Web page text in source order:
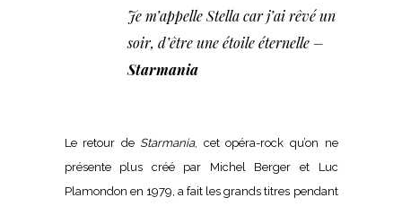
Je m’appelle Stella car j’ai rêvé un
soir, d’être une étoile éternelle –
Starmania
Le retour de Starmania, cet opéra-rock qu’on ne
présente plus créé par Michel Berger et Luc
Plamondon en 1979, a fait les grands titres pendant